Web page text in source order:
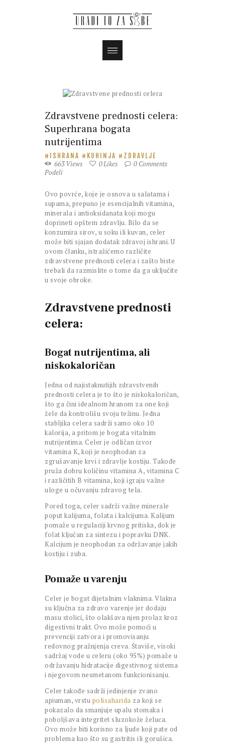
Zdravstvene prednosti celera:
Superhrana bogata
nutrijentima
ISHRANA KUHINJA ZDRAVLJE
663Views 0Likes 0 Comments
Podeli
Ovo povrće, koje je osnova u salatama i
supama, prepuno je esencijalnih vitamina,
minerala i antioksidanata koji mogu
doprineti opštem zdravlju. Bilo da se
konzumira sirov, u soku ili kuvan, celer
može biti sjajan dodatak zdravoj ishrani. U
ovom članku, istražićemo različite
zdravstvene prednosti celera i zašto biste
trebali da razmislite o tome da ga uključite
u svoje obroke.
Zdravstvene prednosti
celera:
Bogat nutrijentima, ali
niskokaloričan
Jedna od najistaknutijih zdravstvenih
prednosti celera je to što je niskokaloričan,
što ga čini idealnom hranom za one koji
žele da kontrolišu svoju težinu. Jedna
stabljika celera sadrži samo oko 10
kalorija, a pritom je bogata vitalnim
nutrijentima. Celer je odličan izvor
vitamina K, koji je neophodan za
zgrušavanje krvi i zdravlje kostiju. Takođe
pruža dobru količinu vitamina A, vitamina C
i različitih B vitamina, koji igraju važne
uloge u očuvanju zdravog tela.
Pored toga, celer sadrži važne minerale
poput kalijuma, folata i kalcijuma. Kalijum
pomaže u regulaciji krvnog pritiska, dok je
folat ključan za sintezu i popravku DNK.
Kalcijum je neophodan za održavanje jakih
kostiju i zuba.
Pomaže u varenju
Celer je bogat dijetalnim vlaknima. Vlakna
su ključna za zdravo varenje jer dodaju
masu stolici, što olakšava njen prolaz kroz
digestivni trakt. Ovo može pomoći u
prevenciji zatvora i promovisanju
redovnog pražnjenja creva. Štaviše, visoki
sadržaj vode u celeru (oko 95%) pomaže u
održavanju hidratacije digestivnog sistema
i njegovom nesmetanom funkcionisanju.
Celer takođe sadrži jedinjenje zvano
apiuman, vrstu polisaharida za koji se
pokazalo da smanjuje upalu stomaka i
poboljšava integritet sluzokože želuca.
Ovo može biti korisno za ljude koji pate od
problema kao što su gastritis ili gorušica.